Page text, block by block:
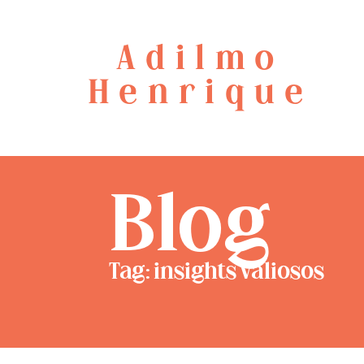
Adilmo
Henrique
Blog
Tag: insights valiosos